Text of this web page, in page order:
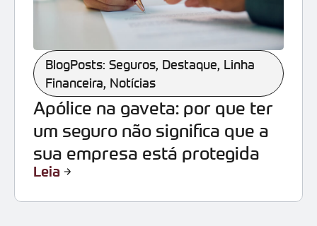
BlogPosts: Seguros, Destaque, Linha
Financeira, Notícias
Apólice na gaveta: por que ter
um seguro não significa que a
sua empresa está protegida
Leia